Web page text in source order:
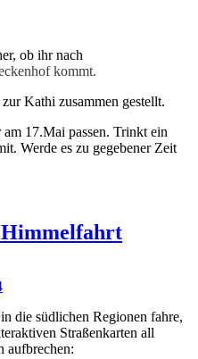
ob ihr nach
kommt.
Kathi zusammen gestellt.
17.Mai passen. Trinkt ein
Werde es zu gegebener Zeit
Himmelfahrt
die südlichen Regionen fahre,
Straßenkarten all
aufbrechen: